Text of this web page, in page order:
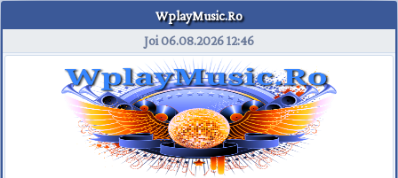
WplayMusic.Ro
Joi 06.08.202612:46